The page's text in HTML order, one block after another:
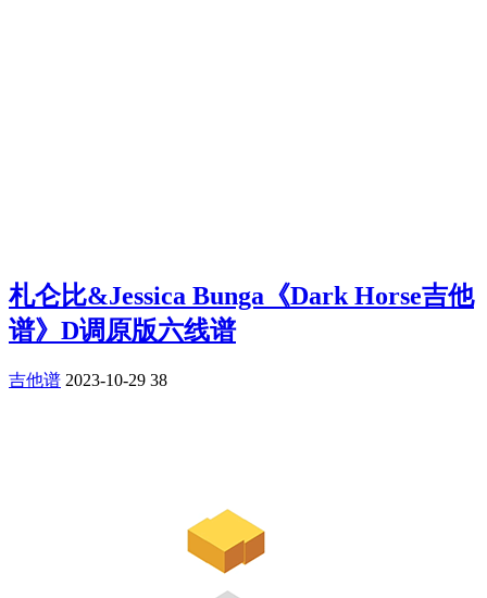
札仑比&Jessica Bunga《Dark Horse吉他
谱》D调原版六线谱
吉他谱 2023-10-29 38